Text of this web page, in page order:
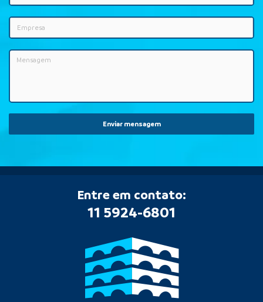
Enviar mensagem
Entre em contato:
11 5924-6801